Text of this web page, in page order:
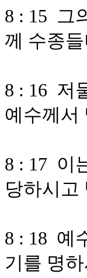
8 : 15 그
께 수종
8 : 16 저
예수께서
8 : 17 이
당하시고
8 : 18 예
기를 명